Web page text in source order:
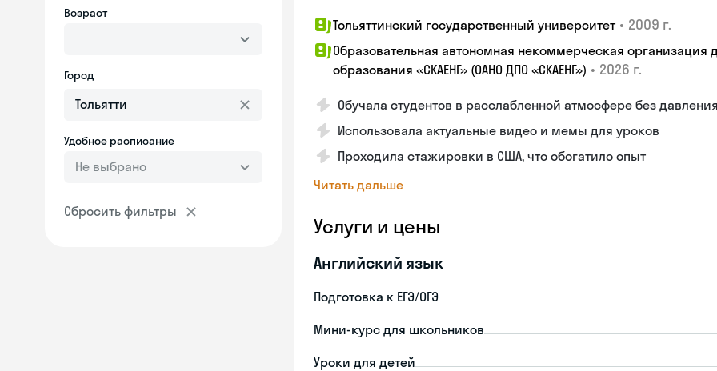
Возраст
Город
Удобное расписание
Не выбрано
Сбросить фильтры
Тольяттинский государственный университет • 2009 г.
Образовательная автономная некоммерческая организация
образования «СКАЕНГ» (ОАНО ДПО «СКАЕНГ») • 2026 г.
Обучала студентов в расслабленной атмосфере без давления
Использовала актуальные видео и мемы для уроков
Проходила стажировки в США, что обогатило опыт
Читать дальше
Услуги и цены
Английский язык
Подготовка к ЕГЭ/ОГЭ
Мини-курс для школьников
Уроки для детей